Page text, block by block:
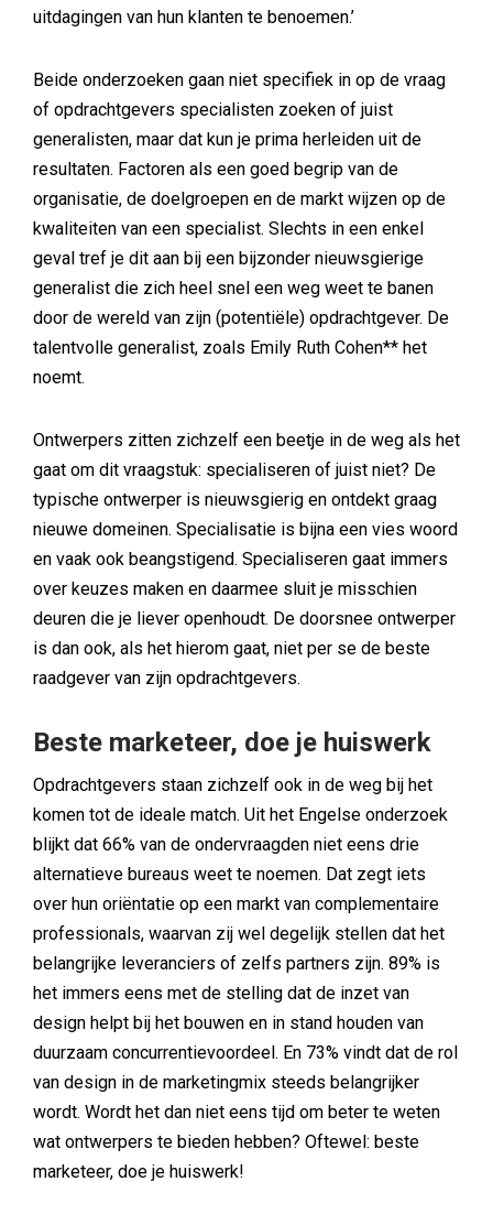
uitdagingen van hun klanten te benoemen.’
Beide onderzoeken gaan niet specifiek in op de vraag
of opdrachtgevers specialisten zoeken of juist
generalisten, maar dat kun je prima herleiden uit de
resultaten. Factoren als een goed begrip van de
organisatie, de doelgroepen en de markt wijzen op de
kwaliteiten van een specialist. Slechts in een enkel
geval tref je dit aan bij een bijzonder nieuwsgierige
generalist die zich heel snel een weg weet te banen
door de wereld van zijn (potentiële) opdrachtgever. De
talentvolle generalist, zoals Emily Ruth Cohen** het
noemt.
Ontwerpers zitten zichzelf een beetje in de weg als het
gaat om dit vraagstuk: specialiseren of juist niet? De
typische ontwerper is nieuwsgierig en ontdekt graag
nieuwe domeinen. Specialisatie is bijna een vies woord
en vaak ook beangstigend. Specialiseren gaat immers
over keuzes maken en daarmee sluit je misschien
deuren die je liever openhoudt. De doorsnee ontwerper
is dan ook, als het hierom gaat, niet per se de beste
raadgever van zijn opdrachtgevers.
Beste marketeer, doe je huiswerk
Opdrachtgevers staan zichzelf ook in de weg bij het
komen tot de ideale match. Uit het Engelse onderzoek
blijkt dat 66% van de ondervraagden niet eens drie
alternatieve bureaus weet te noemen. Dat zegt iets
over hun oriëntatie op een markt van complementaire
professionals, waarvan zij wel degelijk stellen dat het
belangrijke leveranciers of zelfs partners zijn. 89% is
het immers eens met de stelling dat de inzet van
design helpt bij het bouwen en in stand houden van
duurzaam concurrentievoordeel. En 73% vindt dat de rol
van design in de marketingmix steeds belangrijker
wordt. Wordt het dan niet eens tijd om beter te weten
wat ontwerpers te bieden hebben? Oftewel: beste
marketeer, doe je huiswerk!